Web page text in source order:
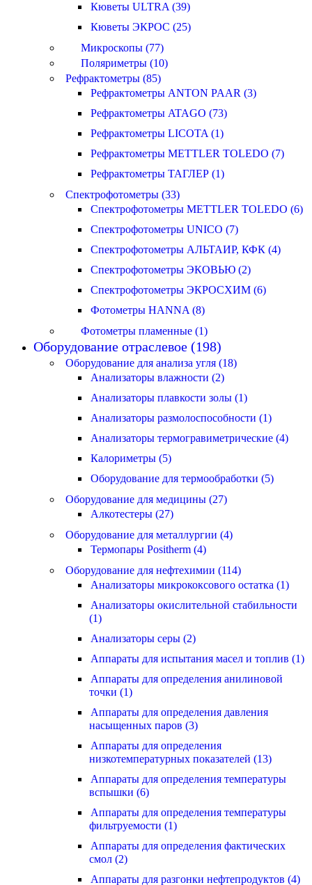
Кюветы ULTRA (39)
Кюветы ЭКРОС (25)
Микроскопы (77)
Поляриметры (10)
Рефрактометры (85)
Рефрактометры ANTON PAAR (3)
Рефрактометры ATAGO (73)
Рефрактометры LICOTA (1)
Рефрактометры METTLER TOLEDO (7)
Рефрактометры ТАГЛЕР (1)
Спектрофотометры (33)
Спектрофотометры METTLER TOLEDO (6)
Спектрофотометры UNICO (7)
Спектрофотометры АЛЬТАИР, КФК (4)
Спектрофотометры ЭКОВЬЮ (2)
Спектрофотометры ЭКРОСХИМ (6)
Фотометры HANNA (8)
Фотометры пламенные (1)
Оборудование отраслевое (198)
Оборудование для анализа угля (18)
Анализаторы влажности (2)
Анализаторы плавкости золы (1)
Анализаторы размолоспособности (1)
Анализаторы термогравиметрические (4)
Калориметры (5)
Оборудование для термообработки (5)
Оборудование для медицины (27)
Алкотестеры (27)
Оборудование для металлургии (4)
Термопары Positherm (4)
Оборудование для нефтехимии (114)
Анализаторы микрококсового остатка (1)
Анализаторы окислительной стабильности
(1)
Анализаторы серы (2)
Аппараты для испытания масел и топлив (1)
Аппараты для определения анилиновой
точки (1)
Аппараты для определения давления
насыщенных паров (3)
Аппараты для определения
низкотемпературных показателей (13)
Аппараты для определения температуры
вспышки (6)
Аппараты для определения температуры
фильтруемости (1)
Аппараты для определения фактических
смол (2)
Аппараты для разгонки нефтепродуктов (4)